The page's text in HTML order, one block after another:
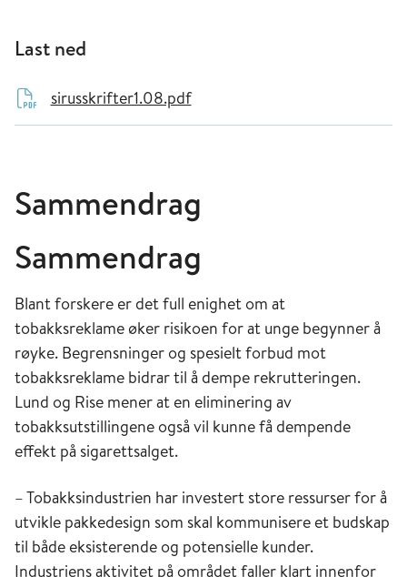
Last ned
sirusskrifter1.08.pdf
Sammendrag
Sammendrag
Blant forskere er det full enighet om at
tobakksreklame øker risikoen for at unge begynner å
røyke. Begrensninger og spesielt forbud mot
tobakksreklame bidrar til å dempe rekrutteringen.
Lund og Rise mener at en eliminering av
tobakksutstillingene også vil kunne få dempende
effekt på sigarettsalget.
– Tobakksindustrien har investert store ressurser for å
utvikle pakkedesign som skal kommunisere et budskap
til både eksisterende og potensielle kunder.
Industriens aktivitet på området faller klart innenfor